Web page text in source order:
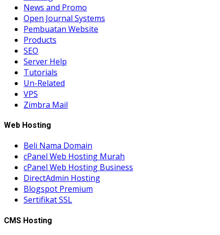
News and Promo
Open Journal Systems
Pembuatan Website
Products
SEO
Server Help
Tutorials
Un-Related
VPS
Zimbra Mail
Web Hosting
Beli Nama Domain
cPanel Web Hosting Murah
cPanel Web Hosting Business
DirectAdmin Hosting
Blogspot Premium
Sertifikat SSL
CMS Hosting